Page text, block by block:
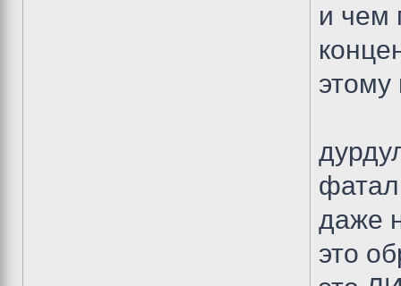
и чем
даже
это